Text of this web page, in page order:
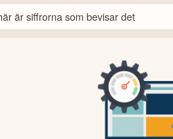
är siffrorna som bevisar det